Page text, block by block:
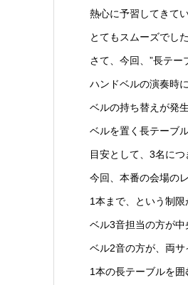
熱心に予習してきて
とてもスムーズでし
さて、今回、”長テー
ハンドベルの演奏時
ベルの持ち替えが発
ベルを置く長テーブ
目安として、3名につ
今回、本番の会場の
1本まで、という制限
ベル3音担当の方が中
ベル2音の方が、両サ
1本の長テーブルを囲